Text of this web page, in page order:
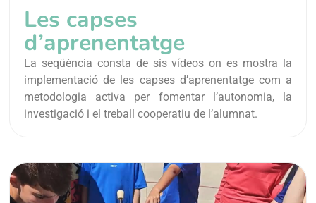
Les capses
d’aprenentatge
La seqüència consta de sis vídeos on es mostra la
implementació de les capses d’aprenentatge com a
metodologia activa per fomentar l’autonomia, la
investigació i el treball cooperatiu de l’alumnat.